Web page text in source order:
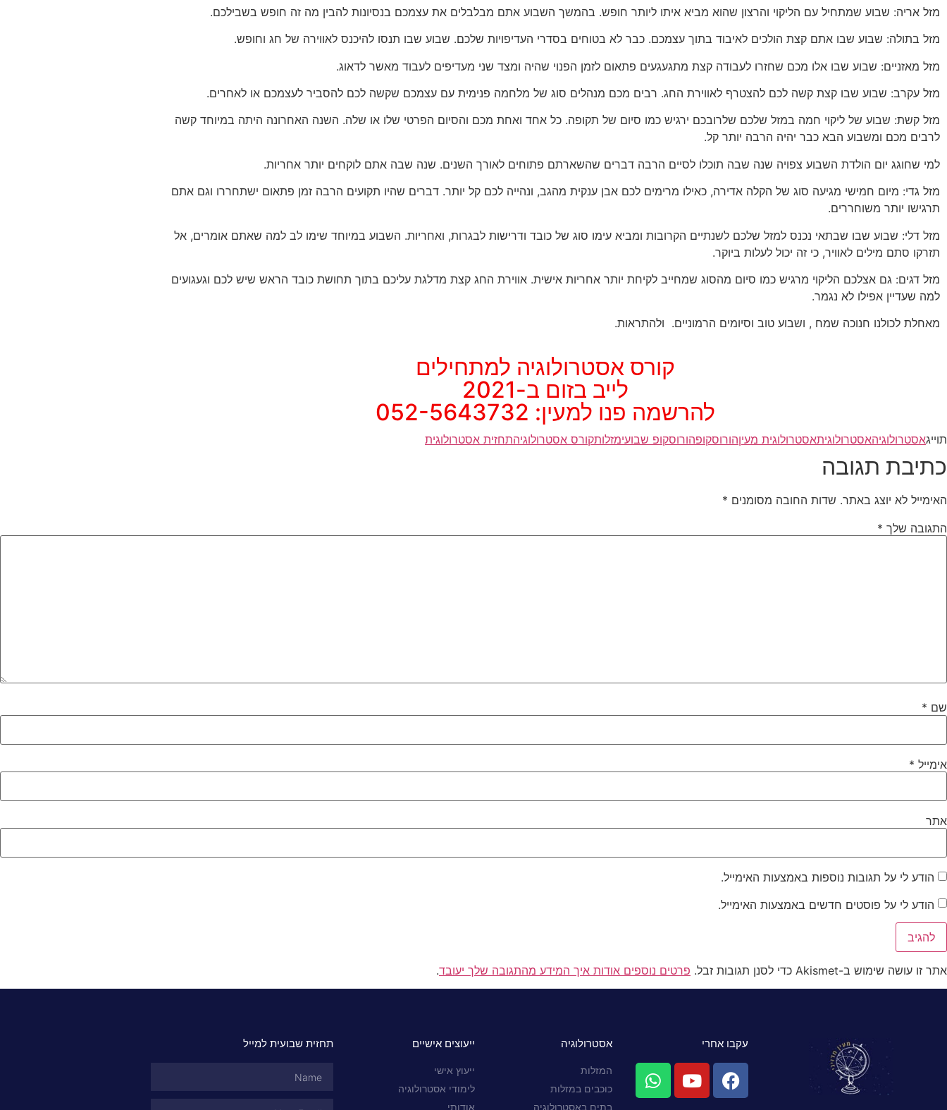
מזל אריה: שבוע שמתחיל עם הליקוי והרצון שהוא מביא איתו ליותר חופש. בהמשך השבוע אתם מבלבלים את עצמכם בנסיונות להבין מה זה חופש בשבילכם.
מזל בתולה: שבוע שבו אתם קצת הולכים לאיבוד בתוך עצמכם. כבר לא בטוחים בסדרי העדיפויות שלכם. שבוע שבו תנסו להיכנס לאווירה של חג וחופש.
מזל מאזניים: שבוע שבו אלו מכם שחזרו לעבודה קצת מתגעגעים פתאום לזמן הפנוי שהיה ומצד שני מעדיפים לעבוד מאשר לדאוג.
מזל עקרב: שבוע שבו קצת קשה לכם להצטרף לאווירת החג. רבים מכם מנהלים סוג של מלחמה פנימית עם עצמכם שקשה לכם להסביר לעצמכם או לאחרים.
מזל קשת: שבוע של ליקוי חמה במזל שלכם שלרובכם ירגיש כמו סיום של תקופה. כל אחד ואחת מכם והסיום הפרטי שלו או שלה. השנה האחרונה היתה במיוחד קשה
לרבים מכם ומשבוע הבא כבר יהיה הרבה יותר קל.
למי שחוגג יום הולדת השבוע צפויה שנה שבה תוכלו לסיים הרבה דברים שהשארתם פתוחים לאורך השנים. שנה שבה אתם לוקחים יותר אחריות.
מזל גדי: מיום חמישי מגיעה סוג של הקלה אדירה, כאילו מרימים לכם אבן ענקית מהגב, ונהייה לכם קל יותר. דברים שהיו תקועים הרבה זמן פתאום ישתחררו וגם אתם
תרגישו יותר משוחררים.
מזל דלי: שבוע שבו שבתאי נכנס למזל שלכם לשנתיים הקרובות ומביא עימו סוג של כובד ודרישות לבגרות, ואחריות. השבוע במיוחד שימו לב למה שאתם אומרים, אל
תזרקו סתם מילים לאוויר, כי זה יכול לעלות ביוקר.
מזל דגים: גם אצלכם הליקוי מרגיש כמו סיום מהסוג שמחייב לקיחת יותר אחריות אישית. אווירת החג קצת מדלגת עליכם בתוך תחושת כובד הראש שיש לכם וגעגועים
למה שעדיין אפילו לא נגמר.
מאחלת לכולנו חנוכה שמח , ושבוע טוב וסיומים הרמוניים. ולהתראות.
קורס אסטרולוגיה למתחילים
לייב בזום ב-2021
להרשמה פנו למעין: 052-5643732
תוייגאסטרולוגיהאסטרולוגיתאסטרולוגית מעיןהורוסקופהורוסקופ שבועימזלותקורס אסטרולוגיהתחזית אסטרולוגית
כתיבת תגובה
האימייל לא יוצג באתר. שדות החובה מסומנים *
התגובה שלך *
שם *
אימייל *
אתר
הודע לי על תגובות נוספות באמצעות האימייל.
הודע לי על פוסטים חדשים באמצעות האימייל.
אתר זו עושה שימוש ב-Akismet כדי לסנן תגובות זבל. פרטים נוספים אודות איך המידע מהתגובה שלך יעובד.
עקבו אחרי אסטרולוגיה
המזלות
כוכבים במזלות
בתים באסטרולוגיה
ייעוצים אישיים
ייעוץ אישי
לימודי אסטרולוגיה
אודותי
תחזית שבועית למייל